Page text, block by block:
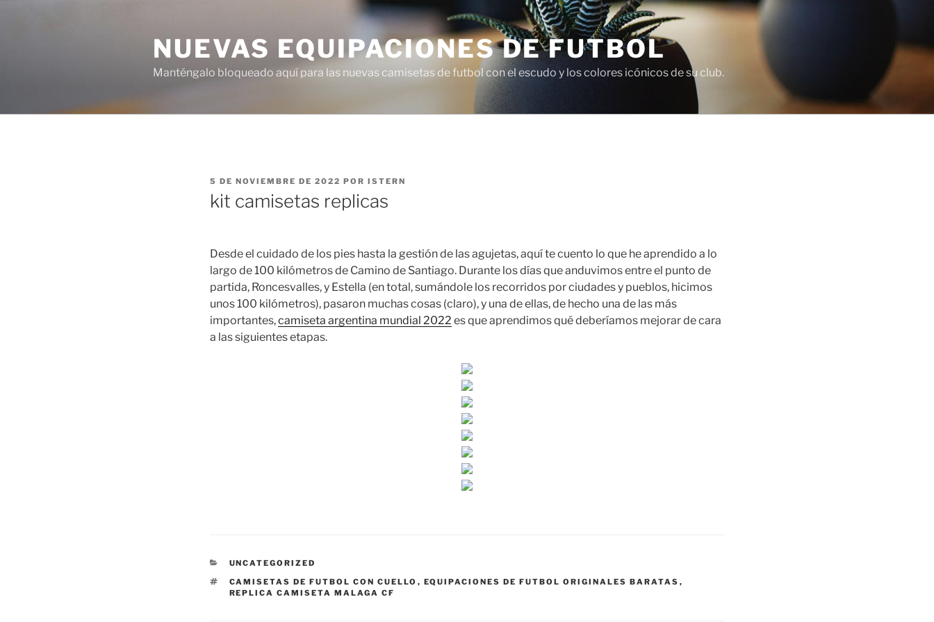
NUEVAS EQUIPACIONES DE FUTBOL
Manténgalo bloqueado aquí para las nuevas camisetas de futbol con el escudo y los colores icónicos de su club.
PUBLICADO
EL
5 DE NOVIEMBRE DE 2022 POR ISTERN
kit camisetas replicas
Desde el cuidado de los pies hasta la gestión de las agujetas, aquí te cuento lo que he aprendido a lo
largo de 100 kilómetros de Camino de Santiago. Durante los días que anduvimos entre el punto de
partida, Roncesvalles, y Estella (en total, sumándole los recorridos por ciudades y pueblos, hicimos
unos 100 kilómetros), pasaron muchas cosas (claro), y una de ellas, de hecho una de las más
importantes,camiseta argentina mundial 2022 es que aprendimos qué deberíamos mejorar de cara
a las siguientes etapas.
CATEGORÍAS
UNCATEGORIZED
ETIQUETAS
CAMISETAS DE FUTBOL CON CUELLO , EQUIPACIONES DE FUTBOL ORIGINALES BARATAS ,
REPLICA CAMISETA MALAGA CF